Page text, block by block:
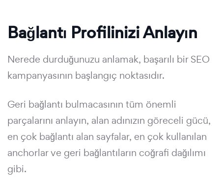
Bağlantı Profilinizi Anlayın
Nerede durduğunuzu anlamak, başarılı bir SEO
kampanyasının başlangıç noktasıdır.
Geri bağlantı bulmacasının tüm önemli
parçalarını anlayın, alan adınızın göreceli gücü,
en çok bağlantı alan sayfalar, en çok kullanılan
anchorlar ve geri bağlantıların coğrafi dağılımı
gibi.